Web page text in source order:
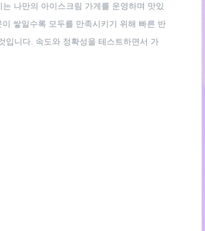
나만의 아이스크림 가게를 운영하며 맛있
쌓일수록 모두를 만족시키기 위해 빠른 반
입니다. 속도와 정확성을 테스트하면서 가